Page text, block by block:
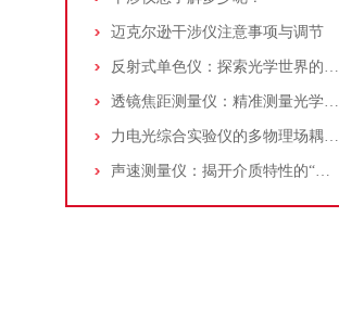
迈克尔逊干涉仪注意事项与调节
反射式单色仪：探索光学世界的精密工具
透镜焦距测量仪：精准测量光学元件的利器
力电光综合实验仪的多物理场耦合原理与系统架构解析
声速测量仪：揭开介质特性的“声音密码破译者”